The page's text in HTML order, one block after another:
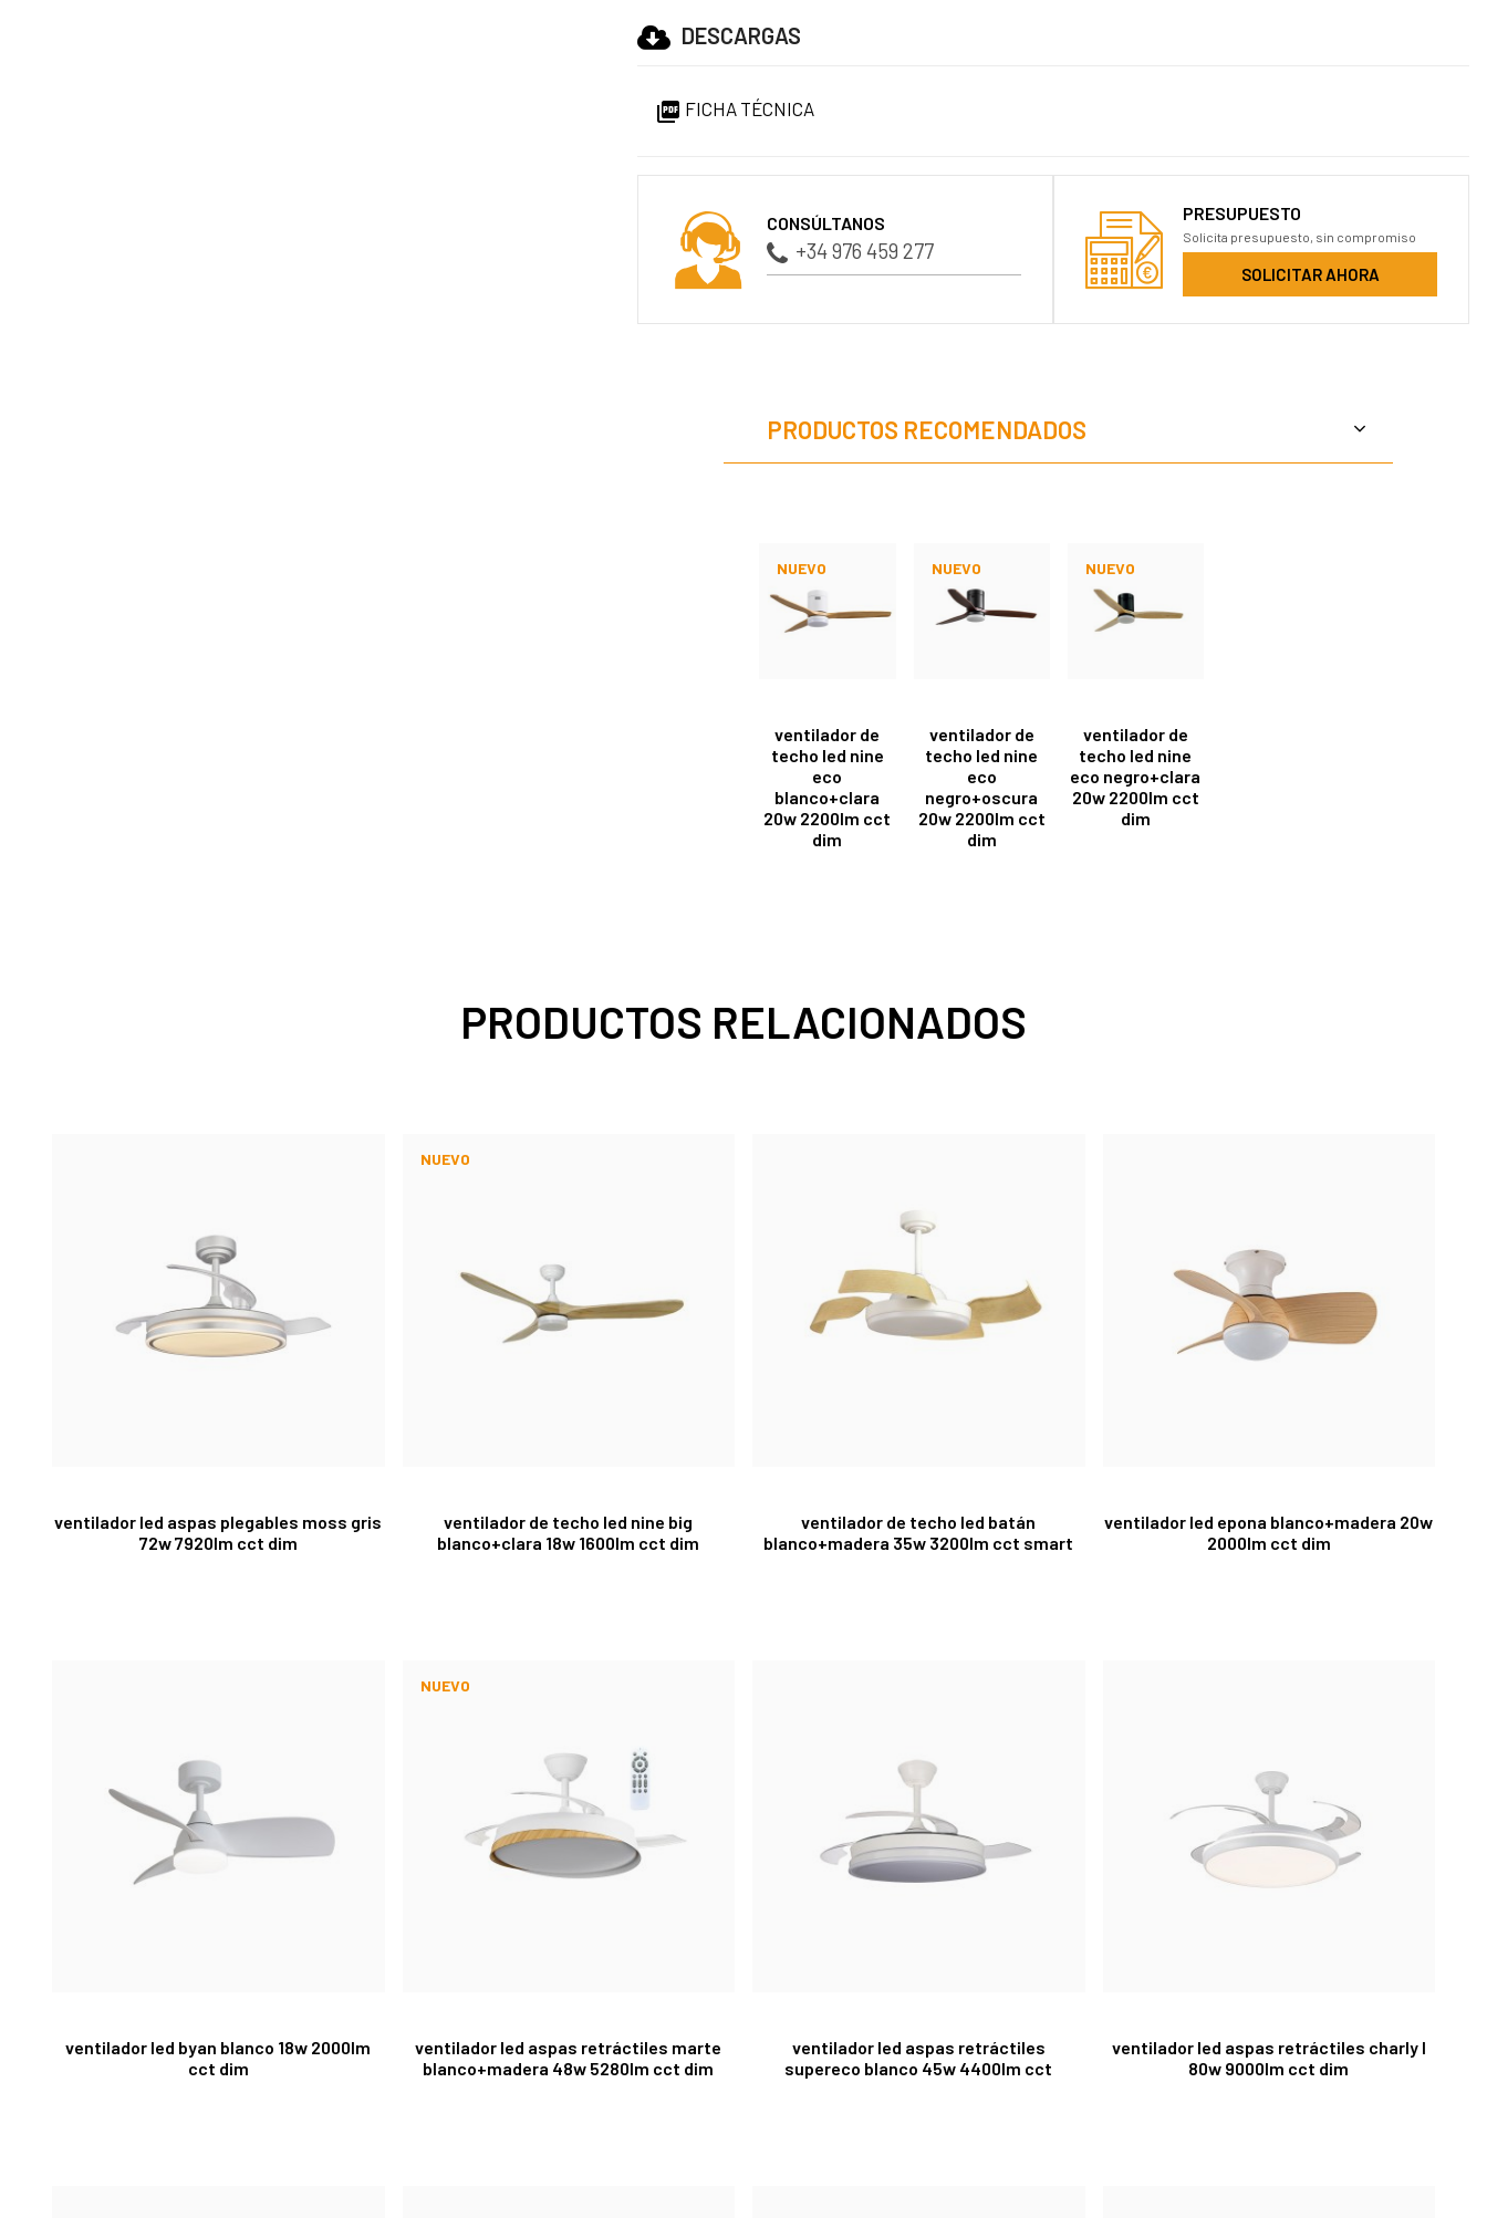
DESCARGAS
 FICHA TÉCNICA
CONSÚLTANOS
+34 976 459 277
PRESUPUESTO
Solicita presupuesto, sin compromiso
SOLICITAR AHORA
PRODUCTOS RECOMENDADOS
ventilador de
techo led nine
eco
blanco+clara
20w 2200lm cct
dim
NUEVO
ventilador de
techo led nine
eco
negro+oscura
20w 2200lm cct
dim
NUEVO
ventilador de
techo led nine
eco negro+clara
20w 2200lm cct
dim
NUEVO
PRODUCTOS RELACIONADOS
ventilador led aspas plegables moss gris
72w 7920lm cct dim
ventilador de techo led nine big
blanco+clara 18w 1600lm cct dim
NUEVO
ventilador de techo led batán
blanco+madera 35w 3200lm cct smart
ventilador led epona blanco+madera 20w
2000lm cct dim
ventilador led byan blanco 18w 2000lm
cct dim
ventilador led aspas retráctiles marte
blanco+madera 48w 5280lm cct dim
NUEVO
ventilador led aspas retráctiles
supereco blanco 45w 4400lm cct
ventilador led aspas retráctiles charly l
80w 9000lm cct dim